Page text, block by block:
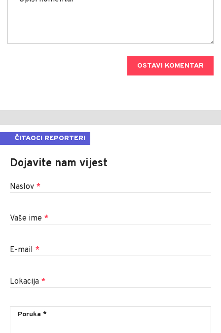
OSTAVI KOMENTAR
ČITAOCI REPORTERI
Dojavite nam vijest
Naslov *
Vaše ime *
E-mail *
Lokacija *